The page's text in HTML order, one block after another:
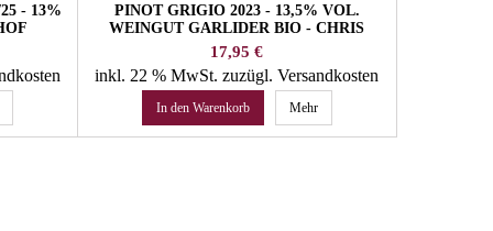
- 13%
PINOT GRIGIO 2023 - 13,5% VOL.
WEINGUT GARLIDER BIO - CHRIS
KERSCHBAUMER
Preis
17,95 €
inkl. 22 % MwSt.zuzügl. Versandkosten
In den Warenkorb Mehr